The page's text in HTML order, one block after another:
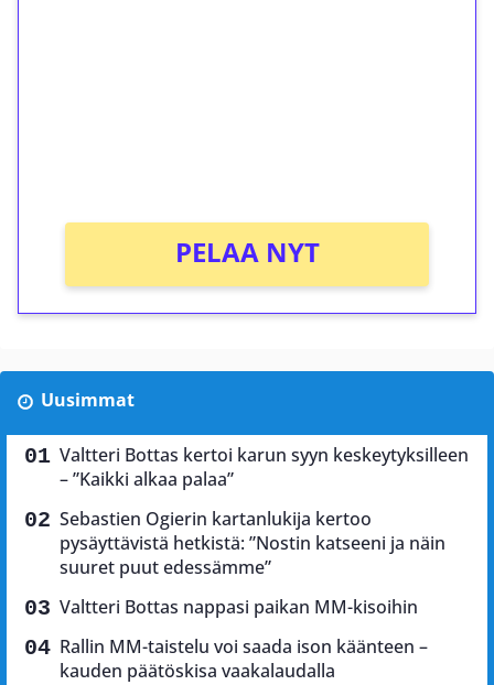
PELAA NYT
Uusimmat
Valtteri Bottas kertoi karun syyn keskeytyksilleen
– ”Kaikki alkaa palaa”
Sebastien Ogierin kartanlukija kertoo
pysäyttävistä hetkistä: ”Nostin katseeni ja näin
suuret puut edessämme”
Valtteri Bottas nappasi paikan MM-kisoihin
Rallin MM-taistelu voi saada ison käänteen –
kauden päätöskisa vaakalaudalla